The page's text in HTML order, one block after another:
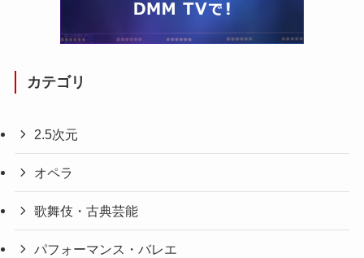
カテゴリ
2.5次元
オペラ
歌舞伎・古典芸能
パフォーマンス・バレエ